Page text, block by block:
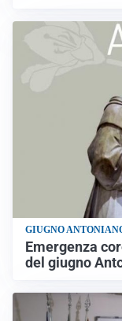
GIUGNO
Emergenza
del giugno